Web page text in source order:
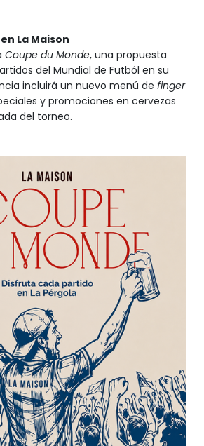
La Maison
Coupe du Monde, una propuesta
del Mundial de Futból en su
incluirá un nuevo menú de finger
y promociones en cervezas
del torneo.